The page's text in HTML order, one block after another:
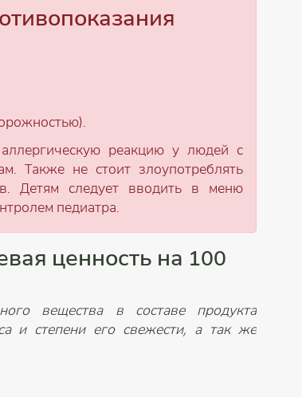
реакцию у людей с
Также не стоит злоупотреблять
Детям следует вводить в меню
педиатра.
ценность на 100
вещества в составе продукта
и степени его свежести, а так же